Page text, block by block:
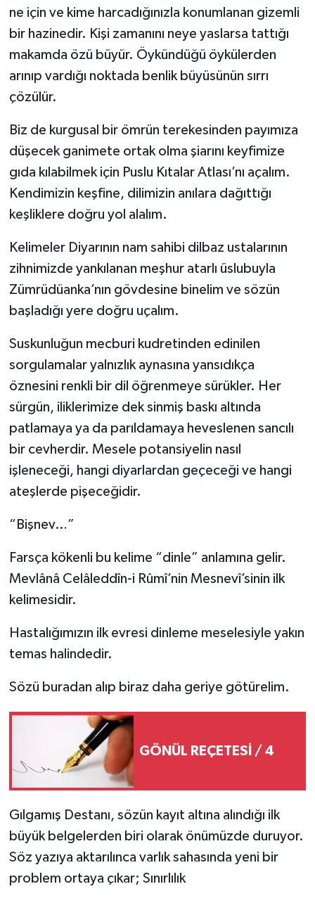
ne için ve kime harcadığınızla konumlanan gizemli
bir hazinedir. Kişi zamanını neye yaslarsa tattığı
makamda özü büyür. Öykündüğü öykülerden
arınıp vardığı noktada benlik büyüsünün sırrı
çözülür.
Biz de kurgusal bir ömrün terekesinden payımıza
düşecek ganimete ortak olma şiarını keyfimize
gıda kılabilmek için Puslu Kıtalar Atlası’nı açalım.
Kendimizin keşfine, dilimizin anılara dağıttığı
keşliklere doğru yol alalım.
Kelimeler Diyarının nam sahibi dilbaz ustalarının
zihnimizde yankılanan meşhur atarlı üslubuyla
Zümrüdüanka’nın gövdesine binelim ve sözün
başladığı yere doğru uçalım.
Suskunluğun mecburi kudretinden edinilen
sorgulamalar yalnızlık aynasına yansıdıkça
öznesini renkli bir dil öğrenmeye sürükler. Her
sürgün, iliklerimize dek sinmiş baskı altında
patlamaya ya da parıldamaya heveslenen sancılı
bir cevherdir. Mesele potansiyelin nasıl
işleneceği, hangi diyarlardan geçeceği ve hangi
ateşlerde pişeceğidir.
“Bişnev…”
Farsça kökenli bu kelime “dinle” anlamına gelir.
Mevlânâ Celâleddîn-i Rûmî’nin Mesnevî’sinin ilk
kelimesidir.
Hastalığımızın ilk evresi dinleme meselesiyle yakın
temas halindedir.
Sözü buradan alıp biraz daha geriye götürelim.
GÖNÜL REÇETESİ / 4
Gılgamış Destanı, sözün kayıt altına alındığı ilk
büyük belgelerden biri olarak önümüzde duruyor.
Söz yazıya aktarılınca varlık sahasında yeni bir
problem ortaya çıkar; Sınırlılık